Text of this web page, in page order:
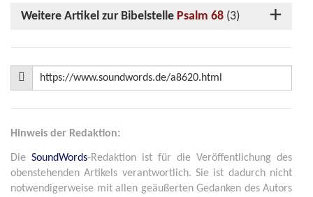
Weitere Artikel zur Bibelstelle Psalm 68 (3)
Hinweis der Redaktion:
Die SoundWords-Redaktion ist für die Veröffentlichung des
obenstehenden Artikels verantwortlich. Sie ist dadurch nicht
notwendigerweise mit allen geäußerten Gedanken des Autors